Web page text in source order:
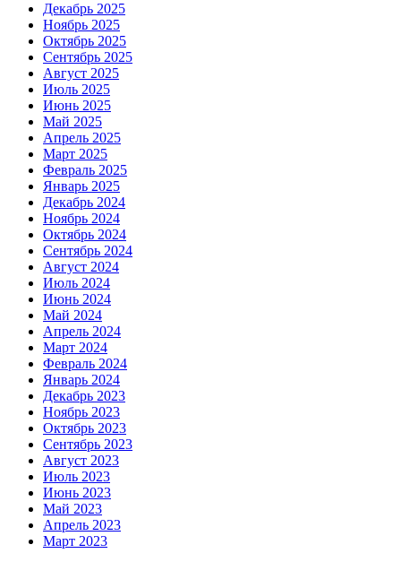
Декабрь 2025
Ноябрь 2025
Октябрь 2025
Сентябрь 2025
Август 2025
Июль 2025
Июнь 2025
Май 2025
Апрель 2025
Март 2025
Февраль 2025
Январь 2025
Декабрь 2024
Ноябрь 2024
Октябрь 2024
Сентябрь 2024
Август 2024
Июль 2024
Июнь 2024
Май 2024
Апрель 2024
Март 2024
Февраль 2024
Январь 2024
Декабрь 2023
Ноябрь 2023
Октябрь 2023
Сентябрь 2023
Август 2023
Июль 2023
Июнь 2023
Май 2023
Апрель 2023
Март 2023